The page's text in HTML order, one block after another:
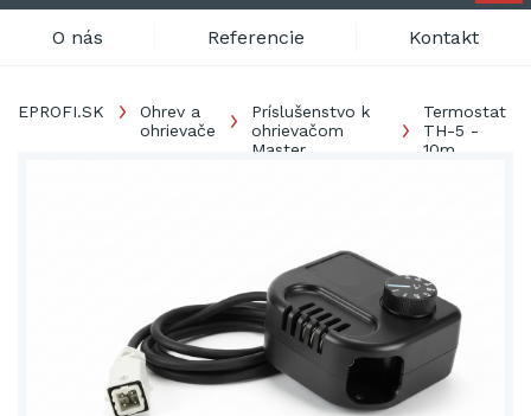
O nás Referencie Kontakt
EPROFI.SK
Ohrev a
ohrievače
Príslušenstvo k
ohrievačom
Master
Termostat
TH-5 -
10m